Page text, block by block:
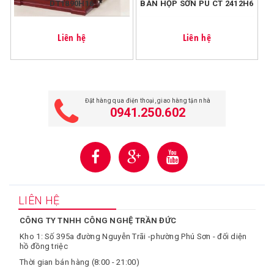
DT1890H16
Liên hệ
BÀN HỌP SƠN PU CT 2412H6
Liên hệ
Đặt hàng qua điện thoại, giao hàng tận nhà
0941.250.602
LIÊN HỆ
CÔNG TY TNHH CÔNG NGHỆ TRẦN ĐỨC
Kho 1: Số 395a đường Nguyễn Trãi -phường Phú Sơn - đối diện
hồ đồng triệc
Thời gian bán hàng (8:00 - 21:00)